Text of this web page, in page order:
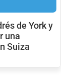
de York y
una
Suiza